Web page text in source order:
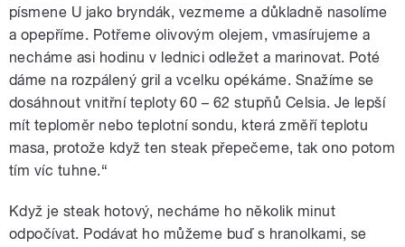
písmene U jako bryndák, vezmeme a důkladně nasolíme
a opepříme. Potřeme olivovým olejem, vmasírujeme a
necháme asi hodinu v lednici odležet a marinovat. Poté
dáme na rozpálený gril a vcelku opékáme. Snažíme se
dosáhnout vnitřní teploty 60 – 62 stupňů Celsia. Je lepší
mít teploměr nebo teplotní sondu, která změří teplotu
masa, protože když ten steak přepečeme, tak ono potom
tím víc tuhne.“
Když je steak hotový, necháme ho několik minut
odpočívat. Podávat ho můžeme buď s hranolkami, se